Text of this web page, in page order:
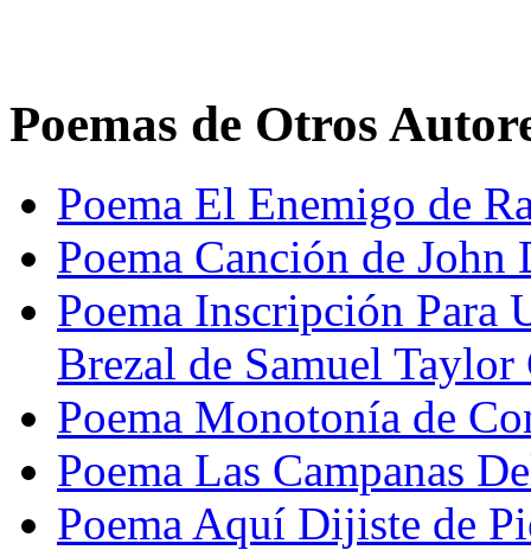
Poemas de Otros
Poema El Enemigo de
Poema Canción de John
Poema Inscripción Para
Brezal de Samuel
Poema Monotonía de
Poema Las Campanas
Poema Aquí Dijiste de